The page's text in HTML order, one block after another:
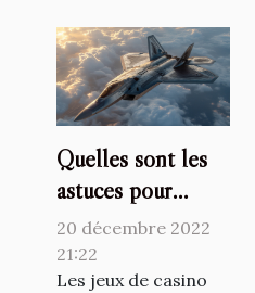
Quelles sont les
astuces pour
mieux jouer au
jetX ?
20 décembre 2022
21:22
Les jeux de casino